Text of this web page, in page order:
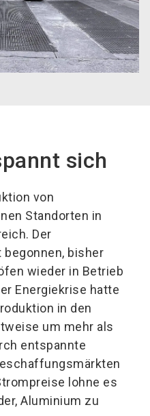
sich
von
Standorten in
Der
bisher
wieder in Betrieb
Energiekrise hatte
in den
um mehr als
entspannte
lohne es
Aluminium zu